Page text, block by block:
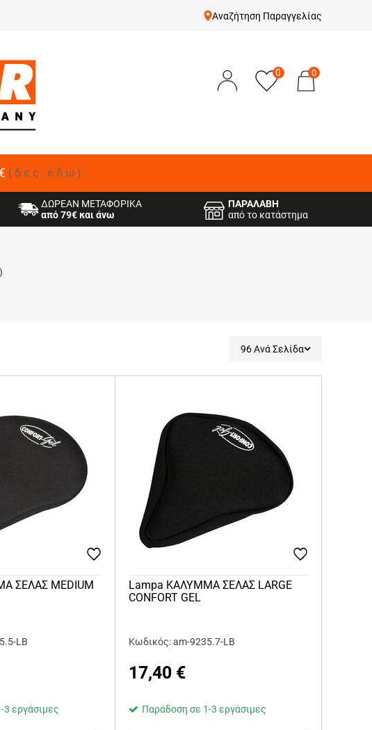
Αναζήτηση Παραγγελίας
0 0
(δες εδώ)
ΔΩΡΕΑΝ ΜΕΤΑΦΟΡΙΚΑ
από 79€ και άνω
ΠΑΡΑΛΑΒΗ
από το κατάστημα
)
96 Ανά Σελίδα
ΣΕΛΑΣ MEDIUM
LB
εργάσιμες
Lampa ΚΑΛΥΜΜΑ ΣΕΛΑΣ LARGE
CONFORT GEL
Κωδικός: am-9235.7-LB
17,40 €
Παράδοση σε 1-3 εργάσιμες